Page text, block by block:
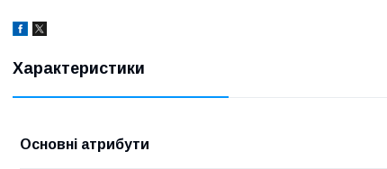
Характеристики
Основні атрибути